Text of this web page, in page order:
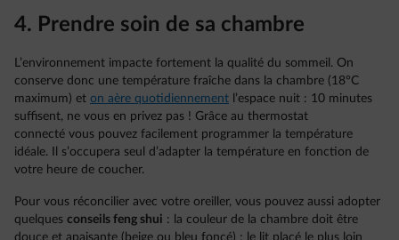
4. Prendre soin de sa chambre
L’environnement impacte fortement la qualité du sommeil. On
conserve donc une température fraîche dans la chambre (18°C
maximum) et on aère quotidiennement l’espace nuit : 10 minutes
suffisent, ne vous en privez pas ! Grâce au thermostat
connecté vous pouvez facilement programmer la température
idéale. Il s’occupera seul d’adapter la température en fonction de
votre heure de coucher.
Pour vous réconcilier avec votre oreiller, vous pouvez aussi adopter
quelques conseils feng shui : la couleur de la chambre doit être
douce et apaisante (beige ou bleu foncé) ; le lit placé le plus loin